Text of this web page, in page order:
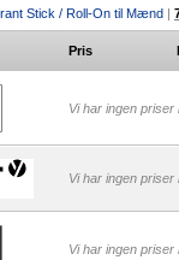
Stick / Roll-On til Mænd |
Pris
Vi har ingen
Vi har ingen
Vi har ingen